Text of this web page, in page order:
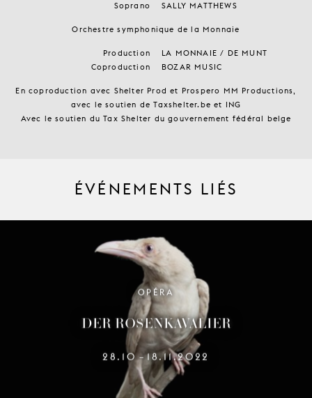
Soprano SALLY MATTHEWS
Orchestre symphonique de la Monnaie
Production
LA MONNAIE / DE MUNT
Coproduction
BOZAR MUSIC
En coproduction avec Shelter Prod et Prospero MM Productions,
avec le soutien de Taxshelter.be et ING
Avec le soutien du Tax Shelter du gouvernement fédéral belge
ÉVÉNEMENTS LIÉS
OPÉRA
DER ROSENKAVALIER
28.10–18.11.2022